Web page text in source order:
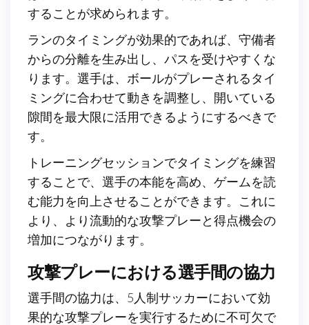
することが求められます。
ランのタイミングが効果的であれば、守備者
からの分離を生み出し、パスを受けやすくな
ります。選手は、ボールがプレーされるタイ
ミングに合わせて動きを調整し、開いている
隙間を最大限に活用できるようにするべきで
す。
トレーニングセッションでタイミングを練習
することで、選手の本能を高め、ゲームを読
む能力を向上させることができます。これに
より、より流動的な攻撃プレーと得点機会の
増加につながります。
攻撃プレーにおける選手間の協力
選手間の協力は、5人制サッカーにおいて効
果的な攻撃プレーを実行するために不可欠で